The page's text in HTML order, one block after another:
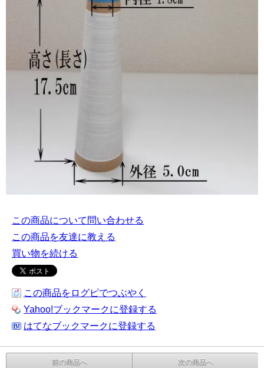
この商品について問い合わせる
この商品を友達に教える
買い物を続ける
この商品をログピでつぶやく
Yahoo!ブックマークに登録する
はてなブックマークに登録する
前の商品へ 次の商品へ